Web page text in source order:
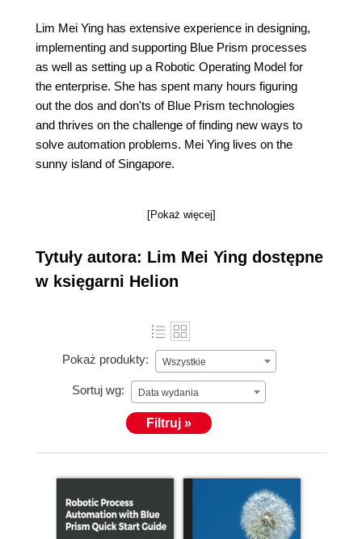
Lim Mei Ying has extensive experience in designing,
implementing and supporting Blue Prism processes
as well as setting up a Robotic Operating Model for
the enterprise. She has spent many hours figuring
out the dos and don'ts of Blue Prism technologies
and thrives on the challenge of finding new ways to
solve automation problems. Mei Ying lives on the
sunny island of Singapore.
[Pokaż więcej]
Tytuły autora: Lim Mei Ying dostępne
w księgarni Helion
Pokaż produkty: Wszystkie
Sortuj wg: Data wydania
Filtruj »